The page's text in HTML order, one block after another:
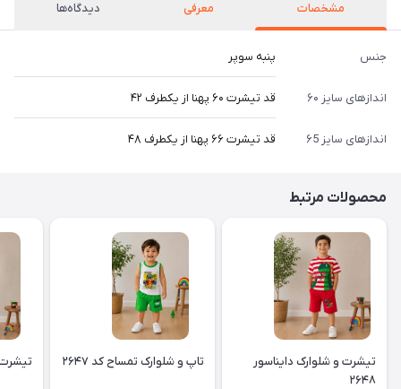
مشخصات معرفی دیدگاه‌ها
جنس پنبه سوپر
اندازهای سایز ۶۰ قد تیشرت ۶۰ پهنا از یکطرف ۴۲
اندازهای سایز ۶5 قد تیشرت ۶۶ پهنا از یکطرف ۴۸
محصولات مرتبط
تیشرت و شلوارک دایناسور
۲۶۴۸
تاپ و شلوارک تمساح کد ۲۶۴۷ تیشرت